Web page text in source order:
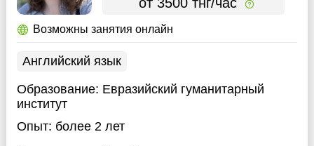
Возможны занятия онлайн
Английский язык
Образование: Евразийский гуманитарный
институт
Опыт: более 2 лет